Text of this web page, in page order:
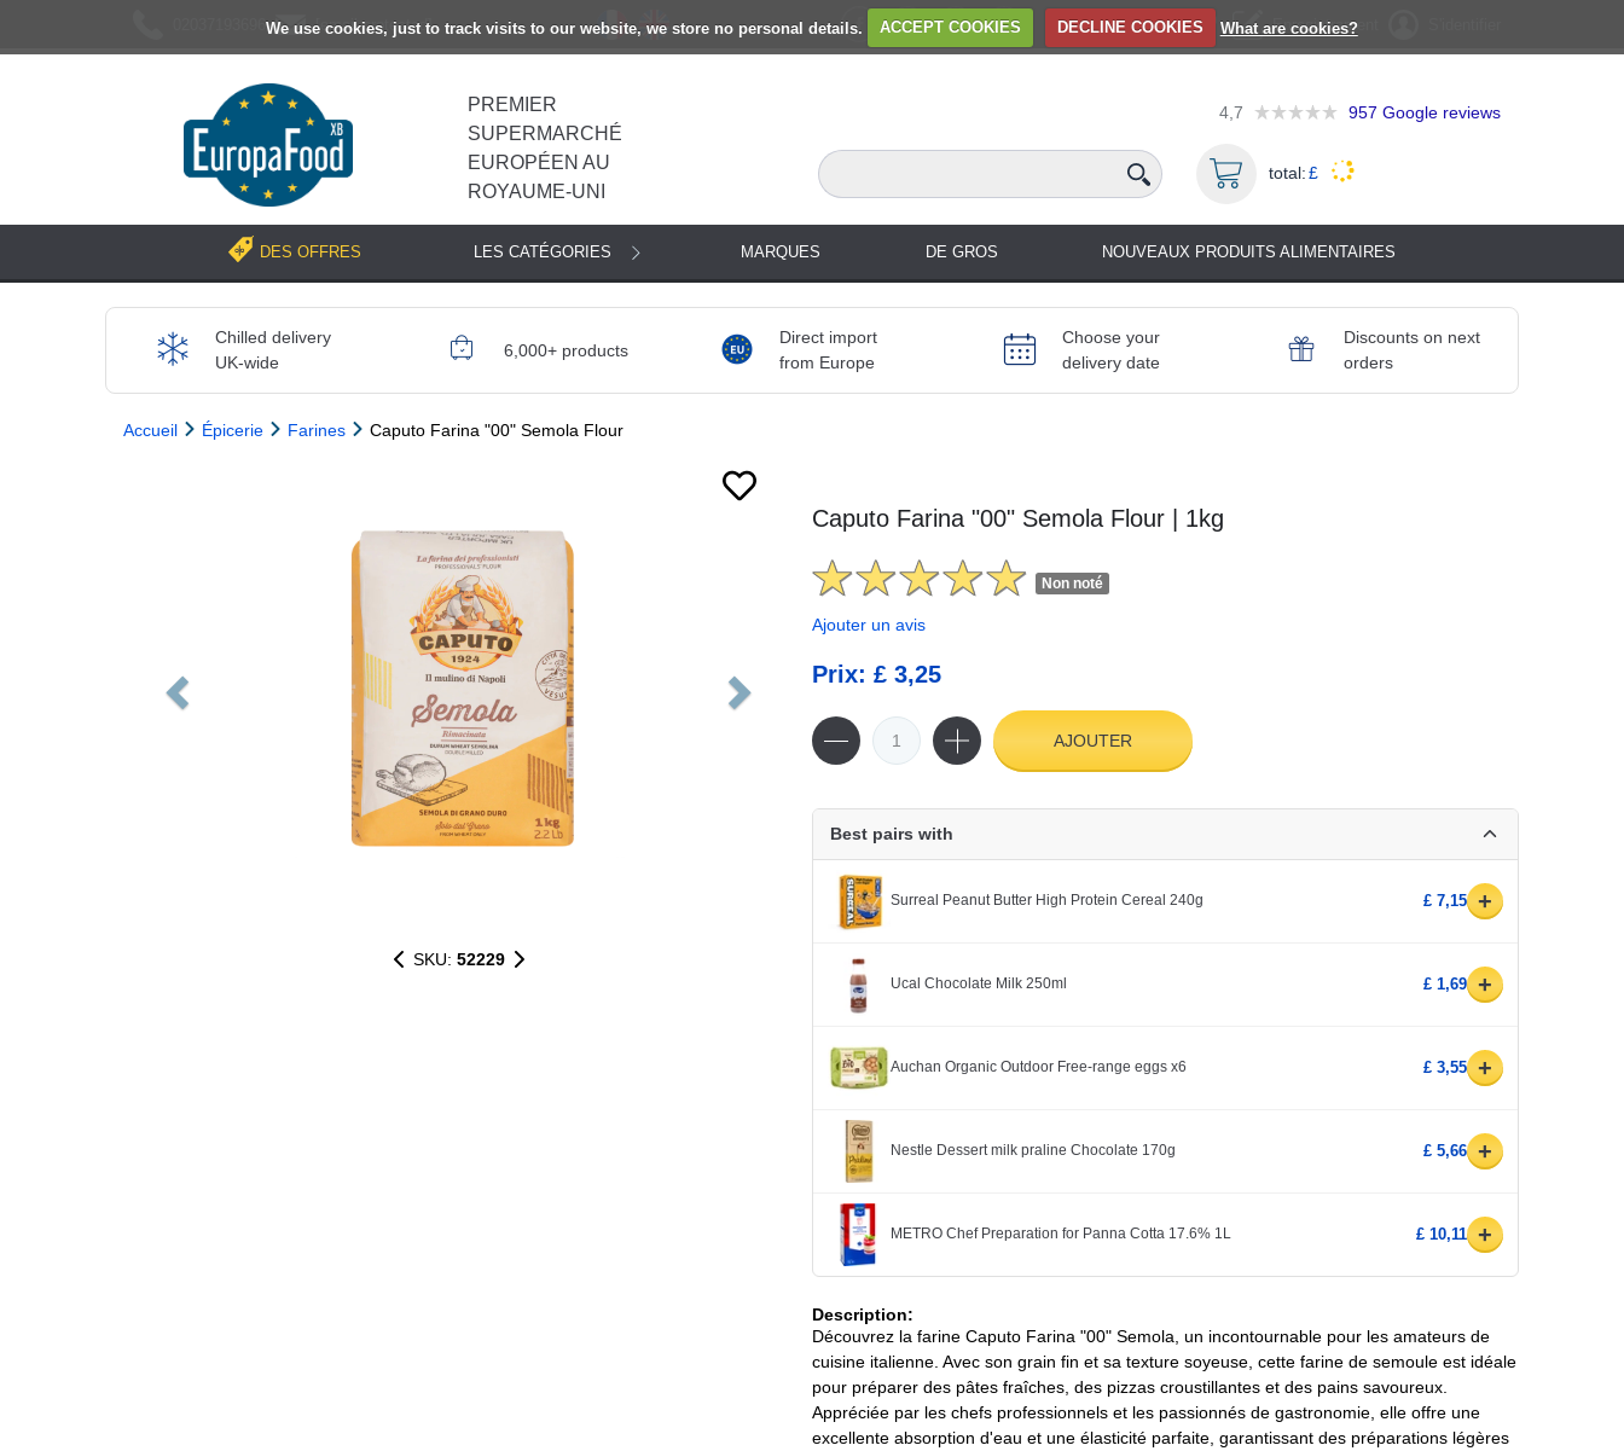
We use cookies, just to track visits to our website, we store no personal details. ACCEPT COOKIES DECLINE COOKIES What are cookies?
[email protected] Enregistrement
PREMIER
SUPERMARCHÉ
EUROPÉEN AU
ROYAUME-UNI
4,7 957 Google reviews
total:£
DES OFFRES LES CATÉGORIES MARQUES DE GROS NOUVEAUX PRODUITS ALIMENTAIRES
Chilled delivery
UK-wide
6,000+ products
Direct import
from Europe
Choose your
delivery date
Discounts on next
orders
Accueil Épicerie Farines Caputo Farina "00" Semola Flour
SKU: 52229
Caputo Farina "00" Semola Flour | 1kg
Non noté
Ajouter un avis
Prix: £ 3,25
AJOUTER
Best pairs with
Surreal Peanut Butter High Protein Cereal 240g £ 7,15 +
Ucal Chocolate Milk 250ml £ 1,69 +
Auchan Organic Outdoor Free-range eggs x6 £ 3,55 +
Nestle Dessert milk praline Chocolate 170g £ 5,66 +
METRO Chef Preparation for Panna Cotta 17.6% 1L £ 10,11 +
Description:
Découvrez la farine Caputo Farina "00" Semola, un incontournable pour les amateurs de
cuisine italienne. Avec son grain fin et sa texture soyeuse, cette farine de semoule est idéale
pour préparer des pâtes fraîches, des pizzas croustillantes et des pains savoureux.
Appréciée par les chefs professionnels et les passionnés de gastronomie, elle offre une
excellente absorption d'eau et une élasticité parfaite, garantissant des préparations légères